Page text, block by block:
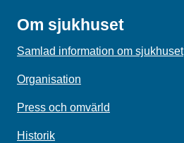
Om sjukhuset
Samlad information om sjukhuset
Organisation
Press och omvärld
Historik